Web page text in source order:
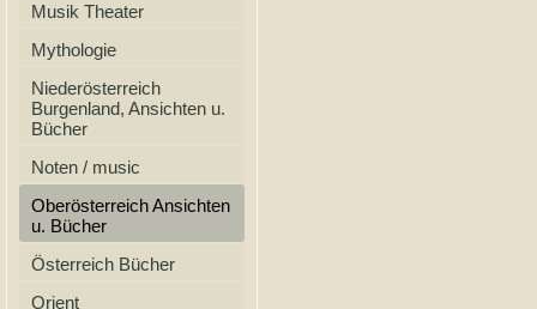
Musik Theater
Mythologie
Niederösterreich
Burgenland, Ansichten u.
Bücher
Noten / music
Oberösterreich Ansichten
u. Bücher
Österreich Bücher
Orient